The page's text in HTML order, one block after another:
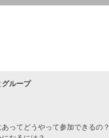
グループ
ってどうやって参加できるの？